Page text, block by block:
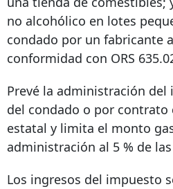
no alcohólico en lotes
condado por un fabricante
conformidad con ORS
Prevé la administración
del condado o por contrato
estatal y limita el monto
administración al 5 % de
Los ingresos del impuesto